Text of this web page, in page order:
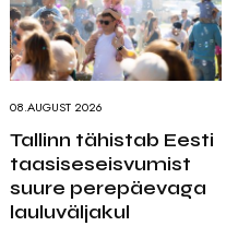
08.AUGUST 2026
Tallinn tähistab Eesti
taasiseseisvumist
suure perepäevaga
lauluväljakul